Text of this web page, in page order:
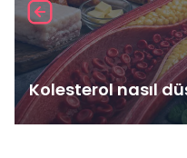
Kolesterol nasıl